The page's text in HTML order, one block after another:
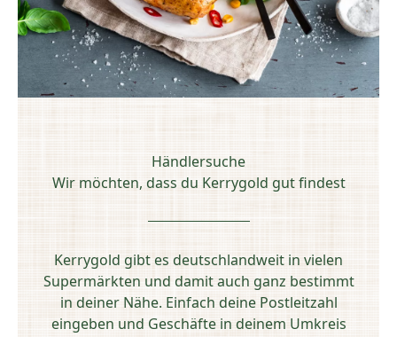
Händlersuche
Wir möchten, dass du Kerrygold gut findest
Kerrygold gibt es deutschlandweit in vielen
Supermärkten und damit auch ganz bestimmt
in deiner Nähe. Einfach deine Postleitzahl
eingeben und Geschäfte in deinem Umkreis